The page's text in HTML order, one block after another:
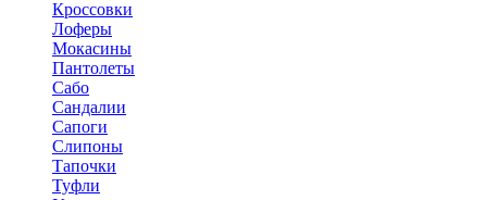
Кроссовки
Лоферы
Мокасины
Пантолеты
Сабо
Сандалии
Сапоги
Слипоны
Тапочки
Туфли